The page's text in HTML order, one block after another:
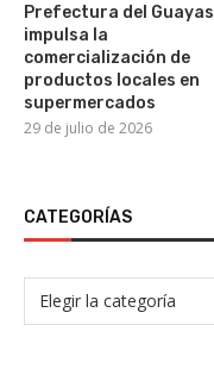
Prefectura del Guayas
impulsa la
comercialización de
productos locales en
supermercados
29 de julio de 2026
CATEGORÍAS